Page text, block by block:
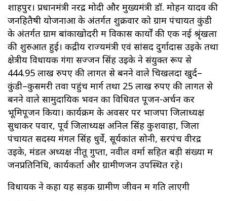
शाहपुर। प्रधानमंत्री नरेंद्र मोदी और मुख्यमंत्री डॉ. मोहन यादव की
जनहितैषी योजनाओं के अंतर्गत शुक्रवार को ग्राम पंचायत कुंडी
के अंतर्गत ग्राम बांकाखोदरी में विकास कार्यों की एक नई श्रृंखला
की शुरुआत हुई। केंद्रीय राज्यमंत्री एवं सांसद दुर्गादास उइके तथा
क्षेत्रीय विधायक गंगा सज्जन सिंह उइके ने संयुक्त रूप से
444.95 लाख रुपए की लागत से बनने वाले चिखलदा खुर्द–
कुंडी–कुसमरी तवा पहुंच मार्ग तथा 25 लाख रुपए की लागत से
बनने वाले सामुदायिक भवन का विधिवत पूजन-अर्चन कर
भूमिपूजन किया। कार्यक्रम के अवसर पर भाजपा जिलाध्यक्ष
सुधाकर पवार, पूर्व जिलाध्यक्ष अनिल सिंह कुशवाहा, जिला
पंचायत सदस्य मंगल सिंह धुर्वे, सूर्यकांत सोनी, सरपंच वीरेंद्र
उइके, मंडल अध्यक्ष नीतू गुप्ता, नवील वर्मा सहित बड़ी संख्या में
जनप्रतिनिधि, कार्यकर्ता और ग्रामीणजन उपस्थित रहे।
विधायक ने कहा यह सड़क ग्रामीण जीवन में गति लाएगी